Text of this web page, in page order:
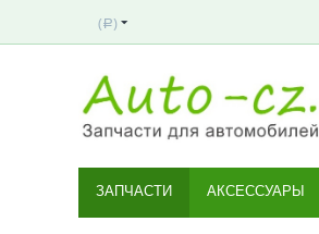
( Р )
ЗАПЧАСТИ АКСЕССУАРЫ